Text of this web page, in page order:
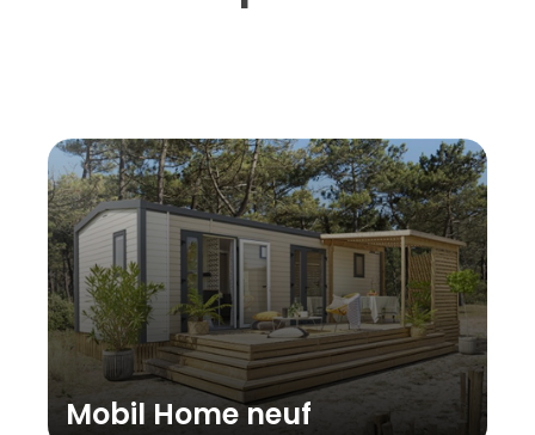
Mobil Home neuf